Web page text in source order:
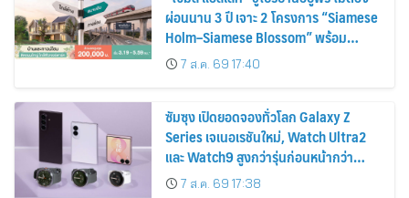
ผ่อนนาน 3 ปี เจาะ 2 โครงการ “Siamese
Holm–Siamese Blossom” พร้อม
ส่วนลดและสิทธิพิเศษถึง 31 สิงหาคม
2569
7 ส.ค. 69 17:40
ซัมซุง เปิดยอดจองทั่วโลก Galaxy Z
Series เจเนอเรชันใหม่, Watch Ultra2
และ Watch9 สูงกว่ารุ่นก่อนหน้ากว่า
30%7 ส.ค. 69 17:38